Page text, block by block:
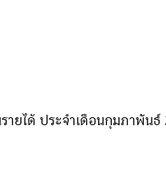
ายได้ ประจำเดือนกุมภาพัน